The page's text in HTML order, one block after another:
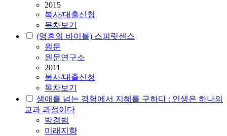
2015
복사/대출신청
목차보기
(영혼의 바이블) 스피릿센스
원문
원문연구소
2011
복사/대출신청
목차보기
생애를 넘는 경험에서 지혜를 구하다 : 인생은 하나의
교과 과정이다
박경범
미래지향